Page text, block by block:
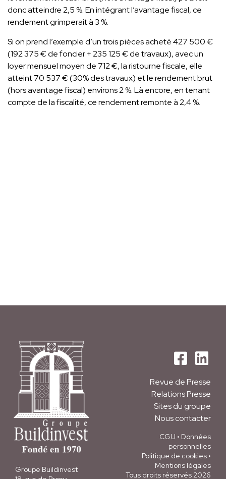
donc atteindre 2,5 %. En intégrant l’avantage fiscal, ce
rendement grimperait à 3 %.
Si on prend l’exemple d’un trois pièces acheté 427 500 €
(192 375 € de foncier + 235 125 € de travaux), avec un
loyer mensuel moyen de 712 €, la ristourne fiscale, elle
atteint 70 537 € (30% des travaux) et le rendement brut
(hors avantage fiscal) environs 2 %. Là encore, en tenant
compte de la fiscalité, ce rendement remonte à 2,4 %.
Groupe Buildinvest
Revue de Presse
Relations Presse
Sites du groupe
Nous contacter
CGU • Données
personnelles
Politique de cookies •
Mentions légales
Tous droits réservés 2026